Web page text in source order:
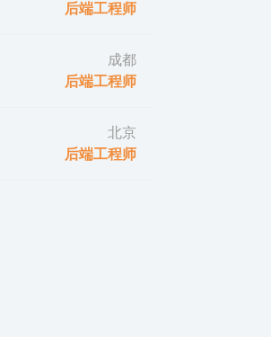
后端工程师
成都
后端工程师
北京
后端工程师